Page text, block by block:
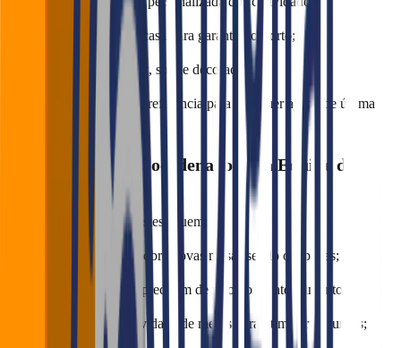
Controla o fluxo da casa para garantir conforto;
Coordena com buffet, som e decoração;
Atua como ponto de referência para qualquer ajuste de última
📌 Hostess como Coordenadora da Equipe de
Em muitos casos, é a hostess quem:
Orienta os garçons sobre novas mesas sendo ocupadas;
Identifica áreas que precisam de reforço no atendimento;
Acompanha a rotatividade de mesas para otimizar os turnos;